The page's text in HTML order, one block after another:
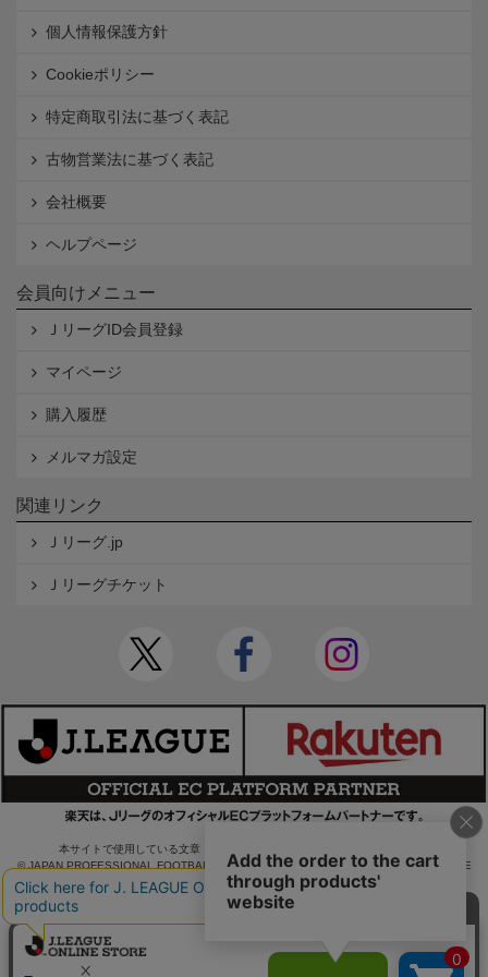
個人情報保護方針
Cookieポリシー
特定商取引法に基づく表記
古物営業法に基づく表記
会社概要
ヘルプページ
会員向けメニュー
ＪリーグID会員登録
マイページ
購入履歴
メルマガ設定
関連リンク
Ｊリーグ.jp
Ｊリーグチケット
本サイトで使用している文章・画像等の無断での複製・転載を禁止します。
© JAPAN PROFESSIONAL FOOTBALL LEAGUE Rakuten Group, Inc. ALL RIGHTS RE
SERVED.